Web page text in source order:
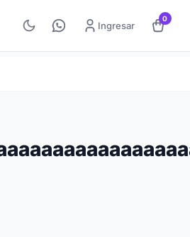
Ingresar
0